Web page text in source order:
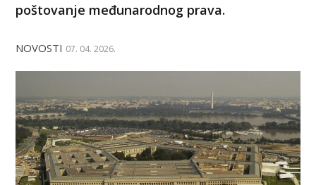
poštovanje međunarodnog prava.
NOVOSTI 07. 04. 2026.